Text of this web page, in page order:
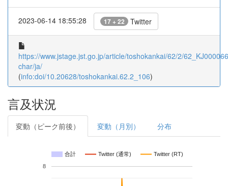
2023-06-14 18:55:28 17 + 22 Twitter
https://www.jstage.jst.go.jp/article/toshokankai/62/2/
char/ja/
(info:doi/10.20628/toshokankai.62.2_106)
言及状況
変動（ピーク前後） 変動（月別） 分布
合計 Twitter (通常) Twitter (RT)
8